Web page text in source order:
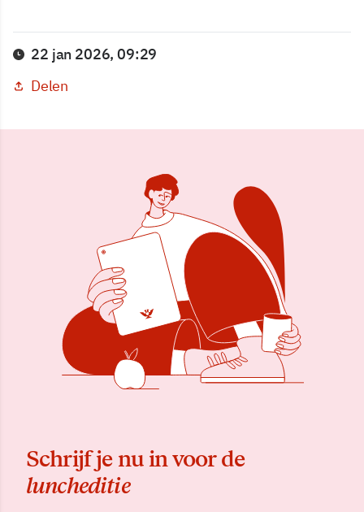
22 jan 2026, 09:29
Delen
Schrijf je nu in voor de
luncheditie